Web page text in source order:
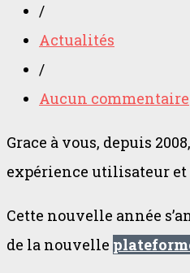
/
Actualités
/
Aucun commentaire
Grace à vous, depuis
expérience utilisateur et
Cette nouvelle année
de la nouvelle